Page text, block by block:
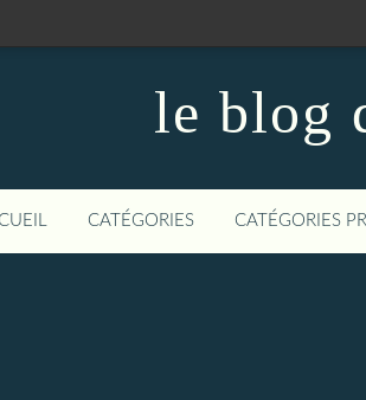
le blog
CATÉGORIES CATÉGORIES